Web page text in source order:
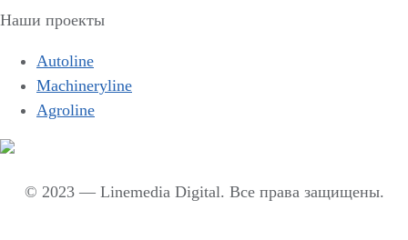
Наши проекты
Autoline
Machineryline
Agroline
© 2023 — Linemedia Digital. Все права защищены.